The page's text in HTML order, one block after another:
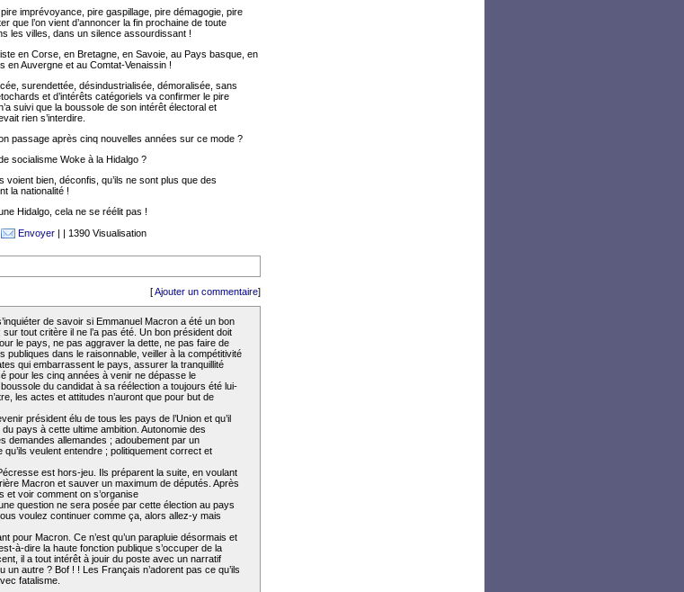
imprévoyance, pire gaspillage, pire démagogie, pire
que l’on vient d’annoncer la fin prochaine de toute
les villes, dans un silence assourdissant !
en Corse, en Bretagne, en Savoie, au Pays basque, en
en Auvergne et au Comtat-Venaissin !
surendettée, désindustrialisée, démoralisée, sans
et d’intérêts catégoriels va confirmer le pire
suivi que la boussole de son intérêt électoral et
rien s’interdire.
passage après cinq nouvelles années sur ce mode ?
socialisme Woke à la Hidalgo ?
bien, déconfis, qu’ils ne sont plus que des
la nationalité !
Hidalgo, cela ne se réélit pas !
Envoyer | | 1390 Visualisation
[Ajouter un commentaire]
de savoir si Emmanuel Macron a été un bon
sur tout critère il ne l’a pas été. Un bon président doit
le pays, ne pas aggraver la dette, ne pas faire de
publiques dans le raisonnable, veiller à la compétitivité
qui embarrassent le pays, assurer la tranquillité
pour les cinq années à venir ne dépasse le
du candidat à sa réélection a toujours été lui-
les actes et attitudes n’auront que pour but de
président élu de tous les pays de l’Union et qu’il
pays à cette ultime ambition. Autonomie des
demandes allemandes ; adoubement par un
veulent entendre ; politiquement correct et
est hors-jeu. Ils préparent la suite, en voulant
Macron et sauver un maximum de députés. Après
et voir comment on s’organise
question ne sera posée par cette élection au pays
voulez continuer comme ça, alors allez-y mais
pour Macron. Ce n’est qu’un parapluie désormais et
à-dire la haute fonction publique s’occuper de la
il a tout intérêt à jouir du poste avec un narratif
un autre ? Bof ! ! Les Français n’adorent pas ce qu’ils
fatalisme.